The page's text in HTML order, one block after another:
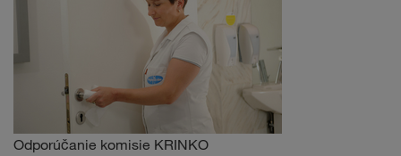
Odporúčanie komisie KRINKO